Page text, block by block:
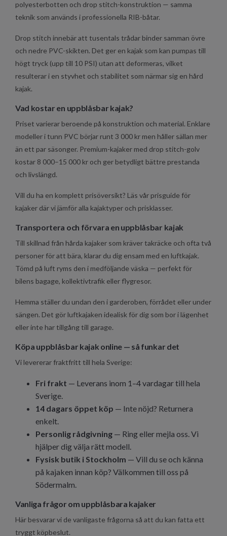
polyesterbotten och drop stitch-konstruktion — samma
teknik som används i professionella RIB-båtar.
Drop stitch innebär att tusentals trådar binder samman övre
och nedre PVC-skikten. Det ger en kajak som kan pumpas till
högt tryck (upp till 10 PSI) utan att deformeras, vilket
resulterar i en styvhet och stabilitet som närmar sig en hård
kajak.
Vad kostar en uppblåsbar kajak?
Priset varierar beroende på konstruktion och material. Enklare
modeller i tunn PVC börjar runt 3 000 kr men håller sällan mer
än ett par säsonger. Premium-kajaker med drop stitch-golv
kostar 8 000–15 000 kr och ger betydligt bättre prestanda
och livslängd.
Vill du ha en komplett prisöversikt? Läs vår prisguide för
kajaker där vi jämför alla kajaktyper och prisklasser.
Transportera och förvara en uppblåsbar kajak
Till skillnad från hårda kajaker som kräver takräcke och ofta två
personer för att bära, klarar du dig ensam med en luftkajak.
Tömd på luft ryms den i medföljande väska — perfekt för
bilens bagage, kollektivtrafik eller flygresor.
Hemma ställer du undan den i garderoben, förrådet eller under
sängen. Det gör luftkajaken idealisk för dig som bor i lägenhet
eller inte har tillgång till garage.
Köpa uppblåsbar kajak online — så funkar det
Vi levererar fraktfritt till hela Sverige:
Fri frakt — Leverans inom 1–4 vardagar till hela
Sverige.
14 dagars öppet köp — Inte nöjd? Returnera
enkelt.
Personlig rådgivning — Ring eller mejla oss. Vi
hjälper dig välja rätt modell.
Fysisk butik i Stockholm — Vill du se och känna
på kajaken innan köp? Välkommen till oss på
Södermalm.
Vanliga frågor om uppblåsbara kajaker
Här besvarar vi de vanligaste frågorna så att du kan fatta ett
tryggt köpbeslut.